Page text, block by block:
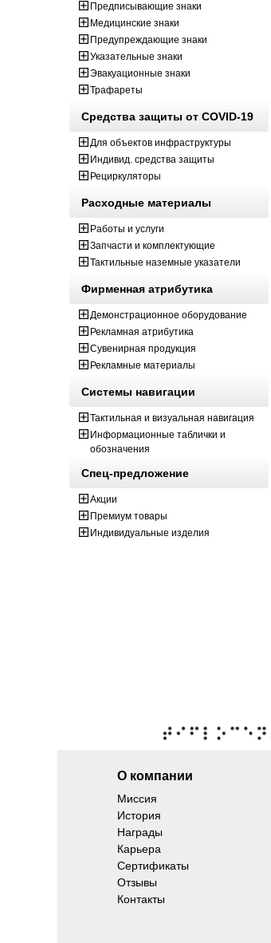
Предписывающие знаки
Медицинские знаки
Предупреждающие знаки
Указательные знаки
Эвакуационные знаки
Трафареты
Средства защиты от COVID-19
Для объектов инфраструктуры
Индивид. средства защиты
Рециркуляторы
Расходные материалы
Работы и услуги
Запчасти и комплектующие
Тактильные наземные указатели
Фирменная атрибутика
Демонстрационное оборудование
Рекламная атрибутика
Сувенирная продукция
Рекламные материалы
Системы навигации
Тактильная и визуальная навигация
Информационные таблички и
обозначения
Спец-предложение
Акции
Премиум товары
Индивидуальные изделия
О компании
Миссия
История
Награды
Карьера
Сертификаты
Отзывы
Контакты